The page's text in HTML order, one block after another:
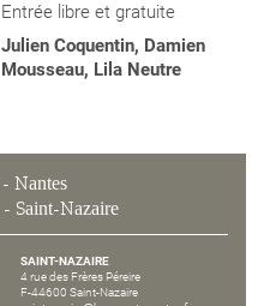
Entrée libre et gratuite
Julien Coquentin, Damien
Mousseau, Lila Neutre
- Nantes
- Saint-Nazaire
SAINT-NAZAIRE
4 rue des Frères Péreire
F-44600 Saint-Nazaire